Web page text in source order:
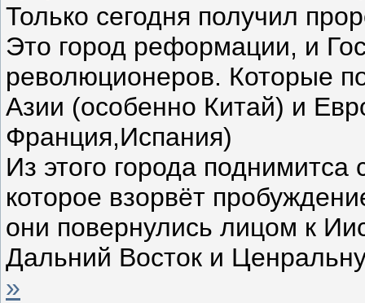
Только сегодня получил
Это город реформации, и
революционеров. Которые
Азии (особенно Китай) и
Франция,Испания)
Из этого города
которое взорвёт
они повернулись лицом к
Дальний Восток и
»